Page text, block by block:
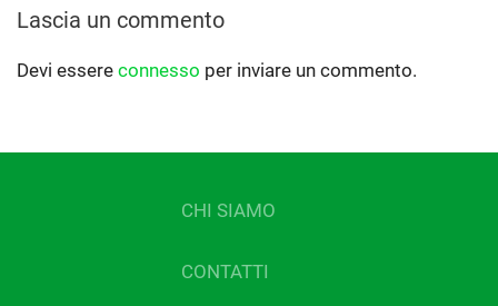
Lascia un commento
Devi essere connesso per inviare un commento.
CHI SIAMO
CONTATTI